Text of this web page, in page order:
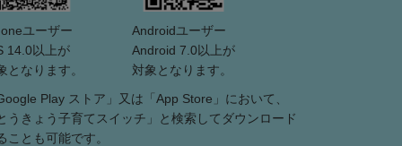
ユーザー
14.0以上が
となります。
Androidユーザー
Android 7.0以上が
対象となります。
Play ストア」又は「App Store」において、
うきょう子育てスイッチ」と検索してダウンロード
ことも可能です。